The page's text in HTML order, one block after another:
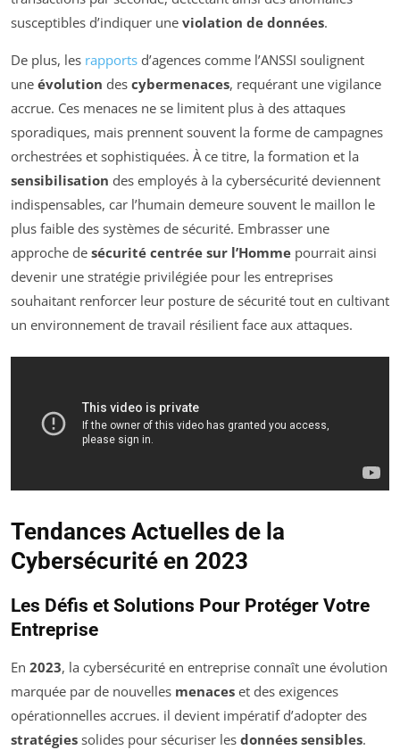
susceptibles d’indiquer une violation de données.
De plus, les rapports d’agences comme l’ANSSI soulignent
une évolution des cybermenaces, requérant une vigilance
accrue. Ces menaces ne se limitent plus à des attaques
sporadiques, mais prennent souvent la forme de campagnes
orchestrées et sophistiquées. À ce titre, la formation et la
sensibilisation des employés à la cybersécurité deviennent
indispensables, car l’humain demeure souvent le maillon le
plus faible des systèmes de sécurité. Embrasser une
approche de sécurité centrée sur l’Homme pourrait ainsi
devenir une stratégie privilégiée pour les entreprises
souhaitant renforcer leur posture de sécurité tout en cultivant
un environnement de travail résilient face aux attaques.
Tendances Actuelles de la
Cybersécurité en 2023
Les Défis et Solutions Pour Protéger Votre
Entreprise
En 2023, la cybersécurité en entreprise connaît une évolution
marquée par de nouvelles menaces et des exigences
opérationnelles accrues. il devient impératif d’adopter des
stratégies solides pour sécuriser les données sensibles.